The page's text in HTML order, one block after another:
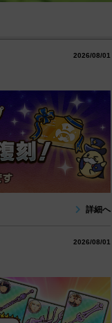
2026/08/01
詳細へ
2026/08/01